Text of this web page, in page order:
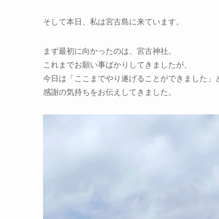
そして本日、私は宮古島に来ています。
まず最初に向かったのは、宮古神社。
これまでお願い事ばかりしてきましたが、
今日は「ここまでやり遂げることができました」
感謝の気持ちをお伝えしてきました。